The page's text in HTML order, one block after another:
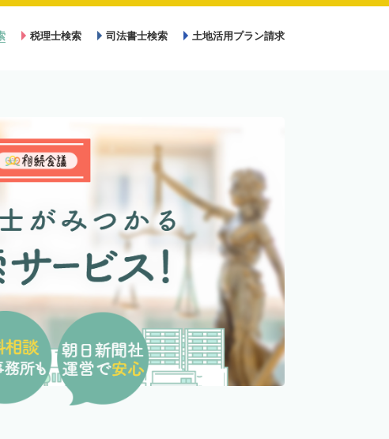
税理士検索 司法書士検索 土地活用プラン請求